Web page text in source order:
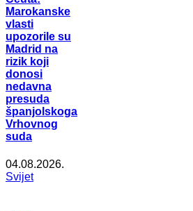
Marokanske
vlasti
upozorile su
Madrid na
rizik koji
donosi
nedavna
presuda
španjolskoga
Vrhovnog
suda
04.08.2026.
Svijet